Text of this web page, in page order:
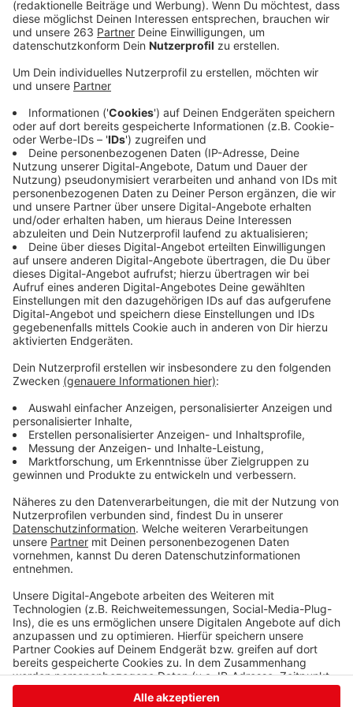
Dieser Fall hatte bundesweit Schlagzeilen gemacht:
im Februar 2020 waren zwei unbekannte Männer ins
Haus einer 85jährigen Frau in Lennestadt eingedrungen.
Die Hausbesitzerin wurde gefesselt. Die Eindringlinge
erbeuteten Bargeld und Schmuck im Wert von mehr
als 70 000 Euro. Nachdem die ZDF-Sendung
„Aktenzeichen XY ungelöst“ über das Verbrechen
berichtet hatte, gab es einen Hinweis auf einen
58jähriger Mann aus Frankreich. Der war im April
festgenommen worden. Seit Mitte Oktober stand er
vor der Ersten großen Strafammer des Siegener
Landgerichts: im Zweifel für den Angeklagten. Der
Angeklagte hatte bis zuletzt die Tat vehement
abgestritten. Obwohl das LKA seine DNA am Tatort
gefunden hatte, konnte der Angeklagte dadurch nicht
überführt werden. Er hatte ausgesagt, ihm sei Anfang
2020 Kleidung gestohlen worden und auf diese Art
könnte seine DNA an den Tatort gekommen sein. Auch
nicht als Täter wieder. Überhaupt soll der Mann bis zu
seiner Verhaftung im April 2022 noch nie in
Deutschland gewesen sein. Weil es auch sonst keine
Hinweise darauf gibt, dass er etwas mit der Tat zu tun
Anzeige
Anzeige